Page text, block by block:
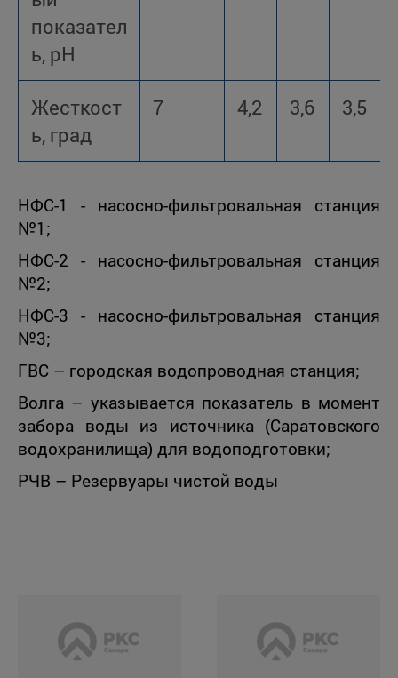
показател
ь, рН
Жесткост
ь, град
7 4,2 3,6 3,5
НФС-1 - насосно-фильтровальная станция
№1;
НФС-2 - насосно-фильтровальная станция
№2;
НФС-3 - насосно-фильтровальная станция
№3;
ГВС – городская водопроводная станция;
Волга – указывается показатель в момент
забора воды из источника (Саратовского
водохранилища) для водоподготовки;
РЧВ – Резервуары чистой воды